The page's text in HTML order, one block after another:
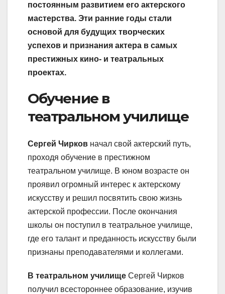
постоянным развитием его актерского
мастерства. Эти ранние годы стали
основой для будущих творческих
успехов и признания актера в самых
престижных кино- и театральных
проектах.
Обучение в
театральном училище
Сергей Чирков начал свой актерский путь,
проходя обучение в престижном
театральном училище. В юном возрасте он
проявил огромный интерес к актерскому
искусству и решил посвятить свою жизнь
актерской профессии. После окончания
школы он поступил в театральное училище,
где его талант и преданность искусству были
признаны преподавателями и коллегами.
В театральном училище Сергей Чирков
получил всестороннее образование, изучив